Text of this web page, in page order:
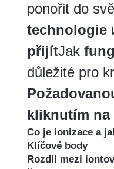
ponořit do
technologie
přijítJak
důležité pro
kliknutím na
Co je ionizace a
Klíčové body
Rozdíl mezi